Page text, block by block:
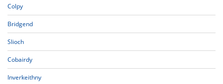
Colpy
Bridgend
Slioch
Cobairdy
Inverkeithny